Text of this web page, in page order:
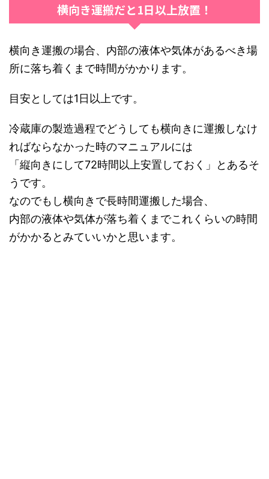
横向き運搬だと1日以上放置！
横向き運搬の場合、内部の液体や気体があるべき場
所に落ち着くまで時間がかかります。
目安としては1日以上です。
冷蔵庫の製造過程でどうしても横向きに運搬しなけ
ればならなかった時のマニュアルには
「縦向きにして72時間以上安置しておく」とあるそ
うです。
なのでもし横向きで長時間運搬した場合、
内部の液体や気体が落ち着くまでこれくらいの時間
がかかるとみていいかと思います。